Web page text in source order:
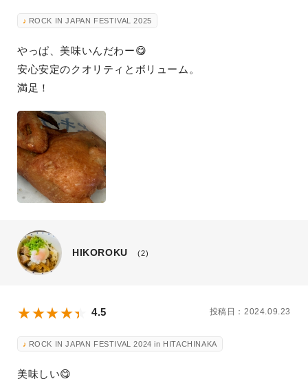
ROCK IN JAPAN FESTIVAL 2025
やっぱ、美味いんだわー😋
安心安定のクオリティとボリューム。
満足！
HIKOROKU (2)
4.5 投稿日：2024.09.23
ROCK IN JAPAN FESTIVAL 2024 in HITACHINAKA
美味しい😋